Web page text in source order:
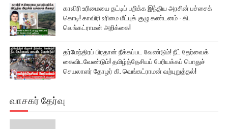
காவிரி உரிமையை தட்டிப் பறிக்க இந்திய அரசின் பச்சைக்
கொடி! காவிரி உரிமை மீட்புக் குழு கண்டனம் - கி.
வெங்கட்ராமன் அறிக்கை!
தர்மேந்திரப் பிரதான் நீக்கப்பட வேண்டும்! நீட் தேர்வைக்
கைவிடவேண்டும்! தமிழ்த்தேசியப் பேரியக்கப் பொதுச்
செயலாளர் தோழர் கி. வெங்கட்ராமன் வற்புறுத்தல்!
வாசகர் தேர்வு